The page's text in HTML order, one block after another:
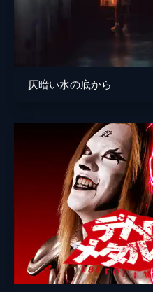
仄暗い水の底から